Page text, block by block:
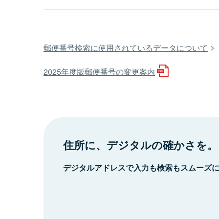
郵便番号検索に使用されているデータについて
2025年度版郵便番号の変更案内
住所に、デジタルの確かさを。
デジタルアドレスで入力も検索もスムーズ